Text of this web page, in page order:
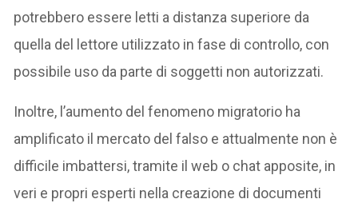
potrebbero essere letti a distanza superiore da
quella del lettore utilizzato in fase di controllo, con
possibile uso da parte di soggetti non autorizzati.
Inoltre, l’aumento del fenomeno migratorio ha
amplificato il mercato del falso e attualmente non è
difficile imbattersi, tramite il web o chat apposite, in
veri e propri esperti nella creazione di documenti